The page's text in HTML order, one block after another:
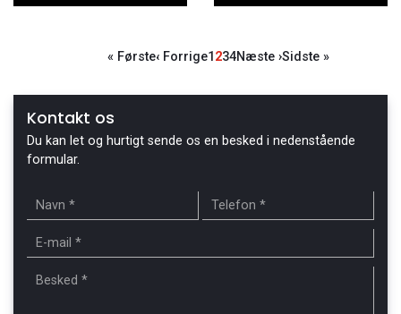
Første
« FørsteForrige
‹ ForrigeSide
1 Side
2Side
3Side
4Næste
Næste ›Sidste
Sidste »
Kontakt os
Du kan let og hurtigt sende os en besked i nedenstående
formular.